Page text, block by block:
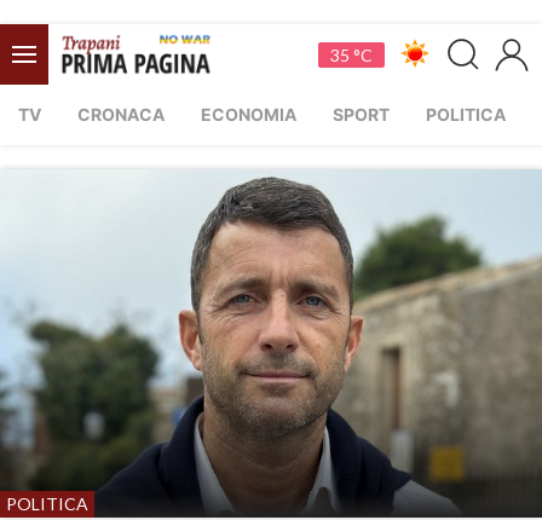
35 °C
TV CRONACA ECONOMIA SPORT POLITICA
POLITICA